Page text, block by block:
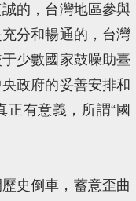
的，台灣地區參與
分和暢通的，台灣
少數國家鼓噪助臺
政府的妥善安排和
有意義，所謂“國
史倒車，蓄意歪曲